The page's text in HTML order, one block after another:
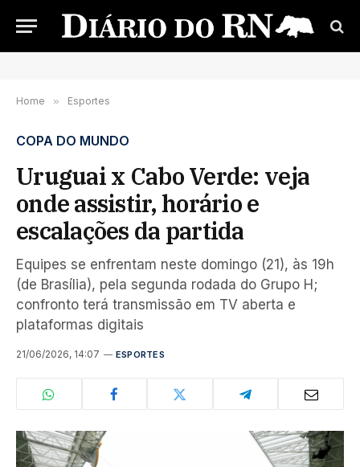
Home » Esportes
COPA DO MUNDO
Uruguai x Cabo Verde: veja
onde assistir, horário e
escalações da partida
Equipes se enfrentam neste domingo (21), às 19h
(de Brasília), pela segunda rodada do Grupo H;
confronto terá transmissão em TV aberta e
plataformas digitais
21/06/2026, 14:07 ESPORTES